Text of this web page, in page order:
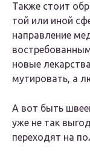
Также стоит
той или иной
направление
новые
мутировать, а
А вот быть
уже не так
переходят на